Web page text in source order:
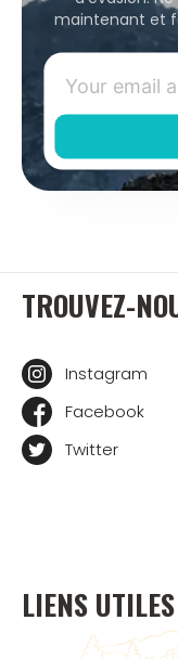
maintenant et
TROUVEZ-
Instagram
Facebook
Twitter
LIENS UTILES